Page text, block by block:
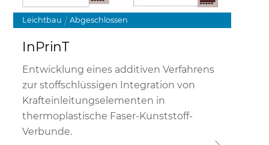
Leichtbau Abgeschlossen
InPrinT
Entwicklung eines additiven Verfahrens
zur stoffschlüssigen Integration von
Krafteinleitungselementen in
thermoplastische Faser-Kunststoff-
Verbunde.